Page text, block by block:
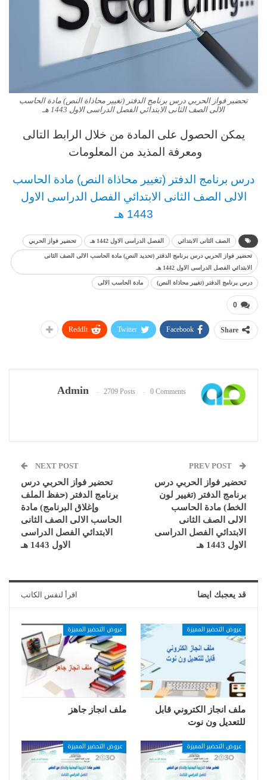
تحضير فواز الحربي درس برنامج الدفتر (تغيير محاذاة النص) مادة الحاسب
الالى الصف الثانى الابتدائي الفصل الدراسى الاول 1443 هـ
يمكن الحصول على المادة من خلال الرابط التالى
ومعرفة المذيد من المعلومات
درس برنامج الدفتر (تغيير محاذاة النص) مادة الحاسب
الالى الصف الثانى الابتدائي الفصل الدراسى الاول
1443 هـ
الصف الثانى الابتدائي الفصل الدراسى الاول 1442 هـ تحضير فواز الحربي
تحضير فواز الحربي درس برنامج الدفتر (تحديد النص) مادة الحاسب الالى الصف الثانى
الابتدائي الفصل الدراسى الاول 1442 هـ
درس برنامج الدفتر (تغيير محاذاة النص) مادة الحاسب الالى
0
Share
Facebook
Twitter
ReddIt
Admin 2709 Posts 0 Comments
تحضير فواز الحربي درس
برنامج الدفتر (تغيير لون
الخط) مادة الحاسب
الالى الصف الثانى
الابتدائي الفصل الدراسى
الاول 1443 هـ
NEXT POST
تحضير فواز الحربي درس
برنامج الدفتر (حفظ الملف
وإغلاق البرنامج) مادة
الحاسب الالى الصف الثانى
الابتدائي الفصل الدراسى
الاول 1443 هـ
قد يعجبك ايضا اقرأ لنفس الكاتب
عروض التحضير المميزة
ملف انجاز الكتروني قابل
للتعديل ون نوت
عروض التحضير المميزة
ملف انجاز جاهز
عروض التحضير المميزة عروض التحضير المميزة